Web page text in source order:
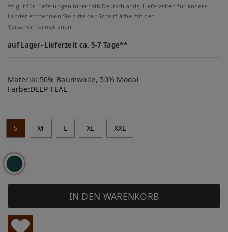
** gilt für Lieferungen innerhalb Deutschlands, Lieferzeiten für andere
Länder entnehmen Sie bitte der Schaltfläche mit den
Versandinformationen.
auf Lager- Lieferzeit ca. 5-7 Tage**
Material:50% Baumwolle, 50% Modal
Farbe:DEEP TEAL
S M L XL XXL
IN DEN WARENKORB